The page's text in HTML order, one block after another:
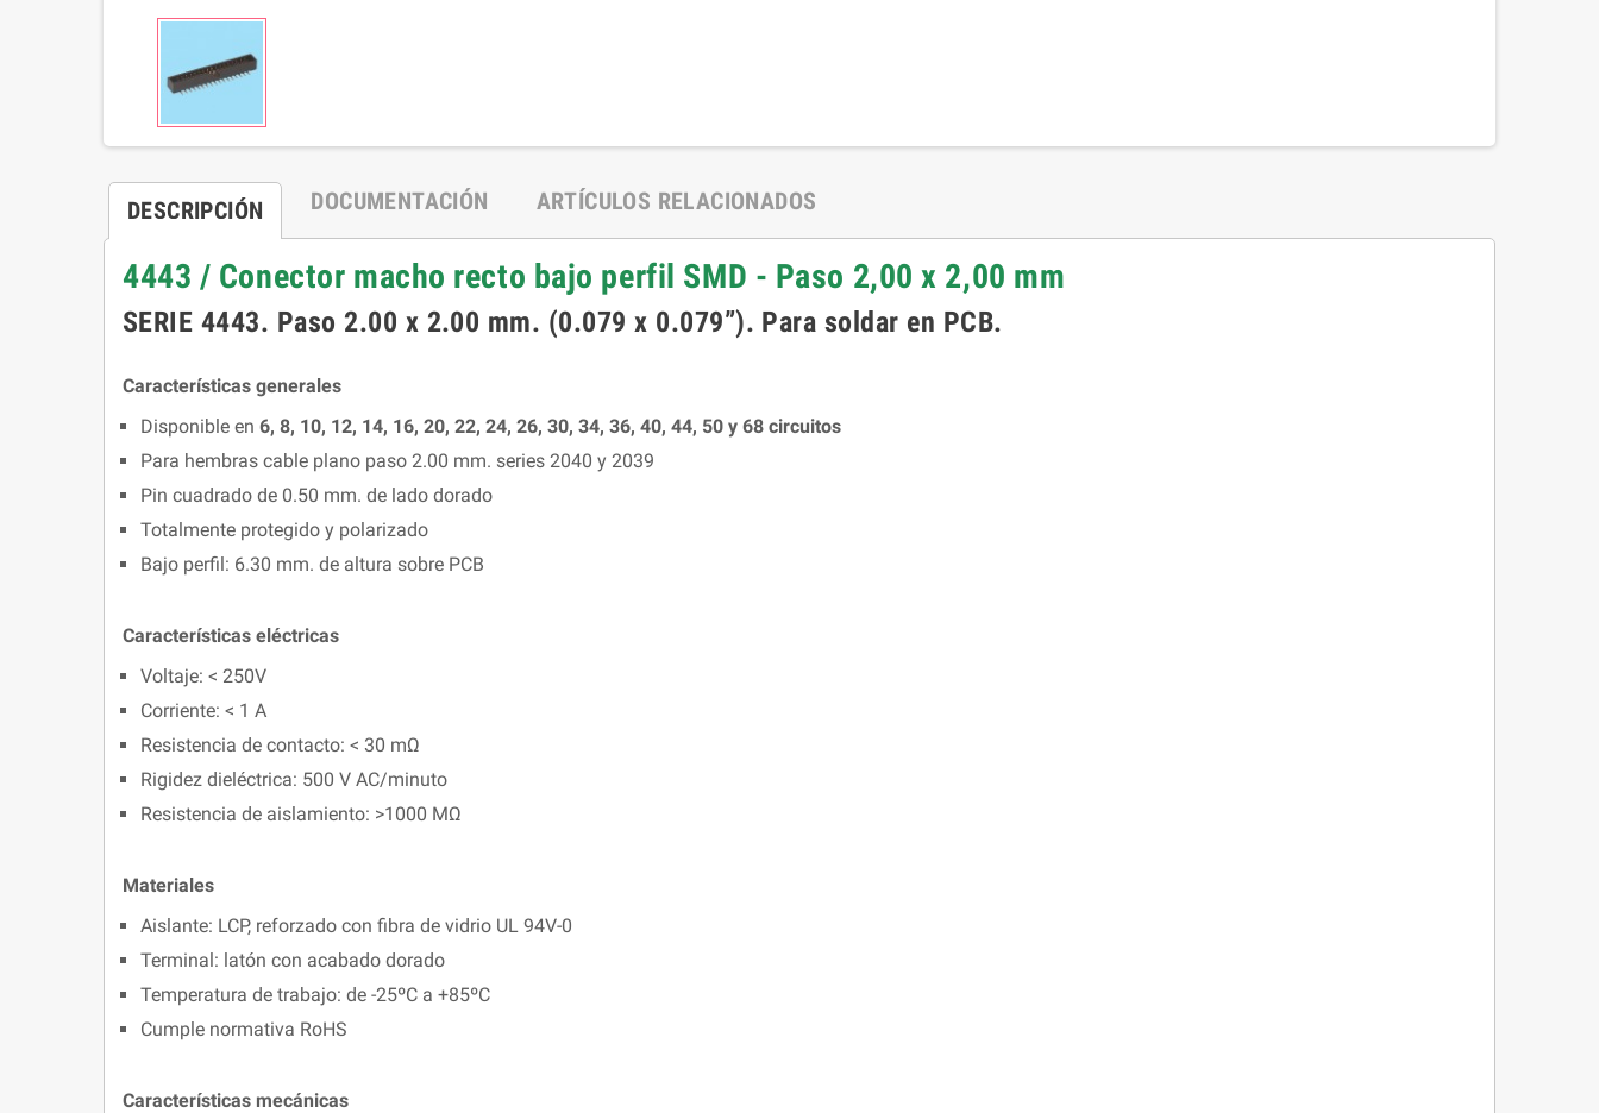
DESCRIPCIÓN DOCUMENTACIÓN ARTÍCULOS RELACIONADOS
4443 / Conector macho recto bajo perfil SMD - Paso 2,00 x 2,00 mm
SERIE 4443. Paso 2.00 x 2.00 mm. (0.079 x 0.079”). Para soldar en PCB.
Características generales
Disponible en 6, 8, 10, 12, 14, 16, 20, 22, 24, 26, 30, 34, 36, 40, 44, 50 y 68 circuitos
Para hembras cable plano paso 2.00 mm. series 2040 y 2039
Pin cuadrado de 0.50 mm. de lado dorado
Totalmente protegido y polarizado
Bajo perfil: 6.30 mm. de altura sobre PCB
Características eléctricas
Voltaje: < 250V
Corriente: < 1 A
Resistencia de contacto: < 30 mΩ
Rigidez dieléctrica: 500 V AC/minuto
Resistencia de aislamiento: >1000 MΩ
Materiales
Aislante: LCP, reforzado con fibra de vidrio UL 94V-0
Terminal: latón con acabado dorado
Temperatura de trabajo: de -25ºC a +85ºC
Cumple normativa RoHS
Características mecánicas